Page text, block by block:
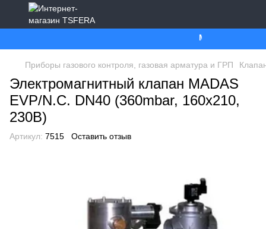
Ми працюємо.
Приборы газового контроля, газовая арматура и ГРП
Электромагнитный клапан MADAS
EVP/N.C. DN40 (360mbar, 160x210,
230В)
Артикул: 7515 Оставить отзыв